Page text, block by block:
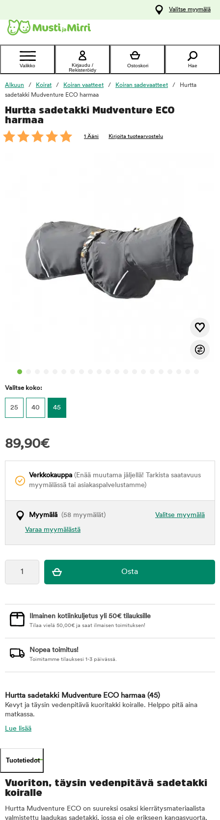
Ota yhteyttä
asiakaspalveluun
Valitse myymälä
Valikko
Kirjaudu /
Rekisteröidy
Ostoskori Hae
Alkuun Koirat Koiran vaatteet Koiran sadevaatteet
Hurtta
sadetakki Mudventure ECO harmaa
Hurtta sadetakki Mudventure ECO
harmaa
1 Ääni Kirjoita tuotearvostelu
Valitse koko:
25 40 45
89,90€
Verkkokauppa (Enää muutama jäljellä! Tarkista saatavuus
myymälässä tai asiakaspalvelustamme)
Valitse myymälä
Myymälä (58 myymälät)
Varaa myymälästä
foo
Ilmainen kotiinkuljetus yli 50€ tilauksille
Tilaa vielä 50,00€ ja saat ilmaisen toimituksen!
Nopea toimitus!
Toimitamme tilauksesi 1-3 päivässä.
Hurtta sadetakki Mudventure ECO harmaa (45)
Kevyt ja täysin vedenpitävä kuoritakki koiralle. Helppo pitä aina
matkassa.
Lue lisää
Tuotetiedot
Vuoriton, täysin vedenpitävä sadetakki
koiralle
Hurtta Mudventure ECO on suureksi osaksi kierrätysmateriaalista
valmistettu laadukas sadetakki, jossa ei ole erikseen kangasvuorta,